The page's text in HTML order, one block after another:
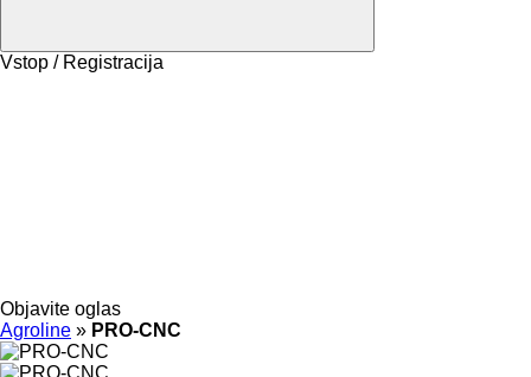
Vstop / Registracija
Objavite oglas
Agroline » PRO-CNC